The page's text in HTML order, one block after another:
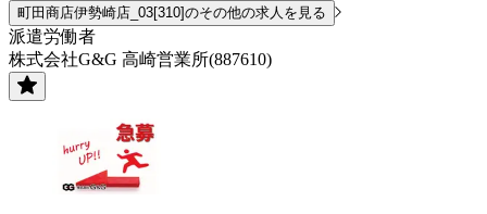
町田商店伊勢崎店_03[310]のその他の求人を見る
派遣労働者
株式会社G&G 高崎営業所(887610)